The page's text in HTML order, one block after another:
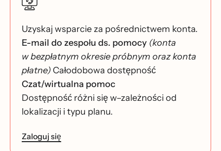
Uzyskaj wsparcie za pośrednictwem konta.
E-mail do zespołu ds. pomocy (konta
w bezpłatnym okresie próbnym oraz konta
płatne) Całodobowa dostępność
Czat/wirtualna pomoc
Dostępność różni się w–zależności od
lokalizacji i typu planu.
Zaloguj się